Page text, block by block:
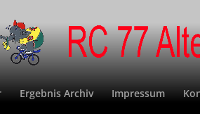
Ergebnis Archiv Impressum